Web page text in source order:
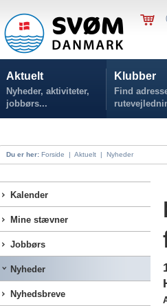
Aktuelt
Nyheder, aktiviteter,
jobbørs...
Klubber
Find
Du er her: Forside | Aktuelt | Nyheder
Kalender
Mine stævner
Jobbørs
Nyheder
Nyhedsbreve